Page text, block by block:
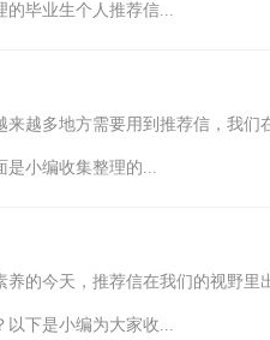
的毕业生个人推荐信...
来越多地方需要用到推荐信，我
是小编收集整理的...
的今天，推荐信在我们的视野
以下是小编为大家收...